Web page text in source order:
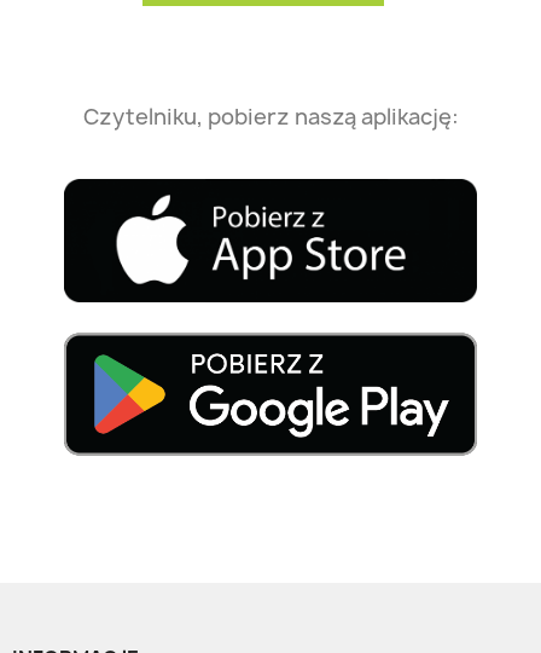
Czytelniku, pobierz naszą aplikację: